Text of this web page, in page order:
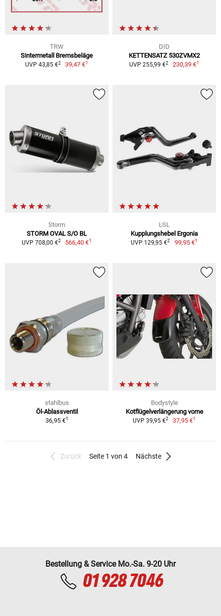
TRW
Sintermetall Bremsbeläge
UVP 43,85 €2 39,47 €1
DID
KETTENSATZ 530ZVMX2
UVP 255,99 €2 230,39 €1
Storm
STORM OVAL S/O BL
UVP 708,00 €2 566,40 €1
LSL
Kupplungshebel Ergonia
UVP 129,95 €2 99,95 €1
stahlbus
Öl-Ablassventil
36,95 €1
Bodystyle
Kotflügelverlängerung vorne
UVP 39,95 €2 37,95 €1
Zurück Seite 1 von 4 Nächste
Bestellung & Service Mo.-Sa. 9-20 Uhr
01 928 7046